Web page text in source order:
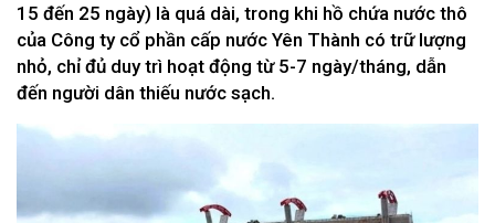
15 đến 25 ngày) là quá dài, trong khi hồ chứa nước thô
của Công ty cổ phần cấp nước Yên Thành có trữ lượng
nhỏ, chỉ đủ duy trì hoạt động từ 5-7 ngày/tháng, dẫn
đến người dân thiếu nước sạch.